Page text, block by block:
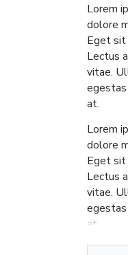
Lorem
dolore
Eget sit
Lectus
vitae.
egestas
at.
Lorem
dolore
Eget sit
Lectus
vitae.
egestas
at.